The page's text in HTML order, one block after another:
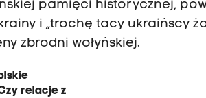
pamięci historycznej,
i „trochę tacy ukraińscy
zbrodni wołyńskiej.
relacje z